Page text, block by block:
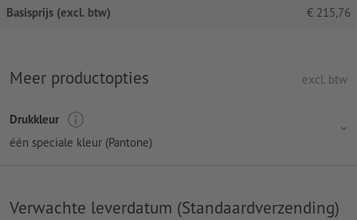
Basisprijs (excl. btw) € 215,76
Meer productopties excl. btw
Drukkleur
één speciale kleur (Pantone)
Verwachte leverdatum (Standaardverzending)